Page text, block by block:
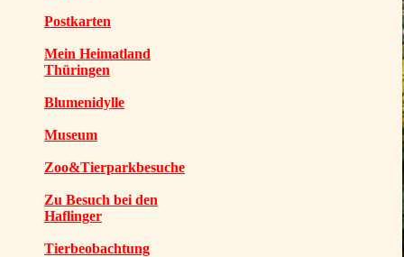
Postkarten
Mein Heimatland
Thüringen
Blumenidylle
Museum
Zoo&Tierparkbesuche
Zu Besuch bei den
Haflinger
Tierbeobachtung